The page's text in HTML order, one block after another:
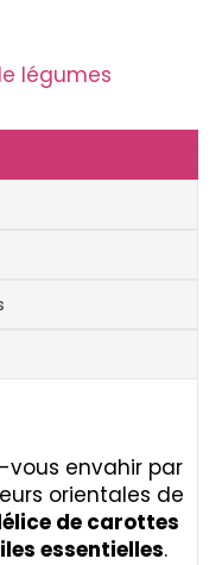
légumes
vous envahir par
orientales de
de carottes
essentielles.